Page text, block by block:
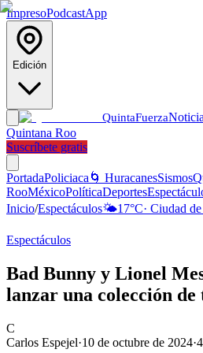
ImpresoPodcastApp
Edición
QuintaFuerza
Quintana Roo
Suscríbete gratis
PortadaPoliciaca 🌀 HuracanesSismos
RooMéxicoPolíticaDeportes
Inicio/Espectáculos🌤️17°C· Ciudad
Espectáculos
Bad Bunny y Lionel
lanzar una colección de
C
Carlos Espejel·10 de octubre de 2024·4